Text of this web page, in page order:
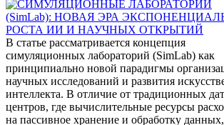
СИМУЛЯЦИОННЫЕ ЛАБОРАТОРИИ
(SimLab): НОВАЯ ЭРА
РОСТА ИИ И НАУЧНЫХ ОТКРЫТИЙ
В статье рассматривается концепция
симуляционных лабораторий (SimLab) как
принципиально новой парадигмы
научных исследований и развития
интеллекта. В отличие от традиционных
центров, где вычислительные ресурсы
на пассивное хранение и обработку данных,